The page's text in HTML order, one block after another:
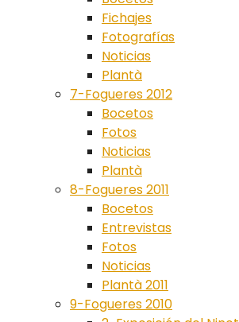
Fichajes
Fotografías
Noticias
Plantà
7-Fogueres 2012
Bocetos
Fotos
Noticias
Plantà
8-Fogueres 2011
Bocetos
Entrevistas
Fotos
Noticias
Plantà 2011
9-Fogueres 2010